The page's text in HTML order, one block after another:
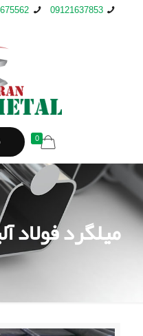
09121637853
0
میلگرد فولاد